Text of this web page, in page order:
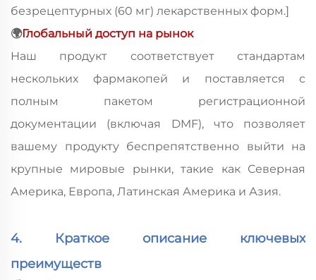
безрецептурных (60 мг) лекарственных форм.]
🌍Глобальный доступ на рынок
Наш продукт соответствует стандартам
нескольких фармакопей и поставляется с
полным пакетом регистрационной
документации (включая DMF), что позволяет
вашему продукту беспрепятственно выйти на
крупные мировые рынки, такие как Северная
Америка, Европа, Латинская Америка и Азия.
4. Краткое описание ключевых
преимуществ